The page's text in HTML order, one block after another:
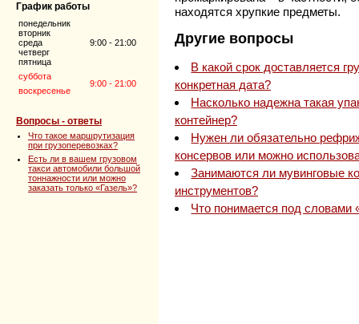
График работы
понедельник
вторник
среда
четверг
пятница
9:00 - 21:00
суббота
9:00 - 21:00
воскресенье
Вопросы - ответы
Что такое маршрутизация
при грузоперевозках?
Есть ли в вашем грузовом
такси автомобили большой
тоннажности или можно
заказать только «Газель»?
находятся хрупкие предметы.
Другие вопросы
В какой срок доставляется
конкретная дата?
Насколько надежна такая
контейнер?
Нужен ли обязательно
консервов или можно
Занимаются ли мувинговые
инструментов?
Что понимается под словами